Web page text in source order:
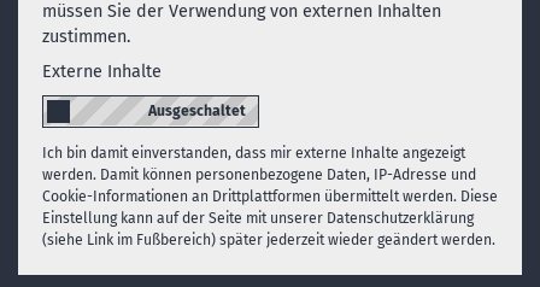
müssen Sie der Verwendung von externen Inhalten
zustimmen.
Externe Inhalte
Ich bin damit einverstanden, dass mir externe Inhalte angezeigt
werden. Damit können personenbezogene Daten, IP-Adresse und
Cookie-Informationen an Drittplattformen übermittelt werden. Diese
Einstellung kann auf der Seite mit unserer Datenschutzerklärung
(siehe Link im Fußbereich) später jederzeit wieder geändert werden.